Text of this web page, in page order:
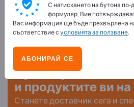
Рекламирайте
Exportpages!
Нужди – Оферти – Използвани
контакти >> започнете оттук
Публикувайте
и продуктите ви на
Станете доставчик сега и
С натискането на бутона по-
формуляр, Вие
Вас информация ще бъде прехвърлена
съответствие с условията за ползване.
АБОНИРАЙ СЕ